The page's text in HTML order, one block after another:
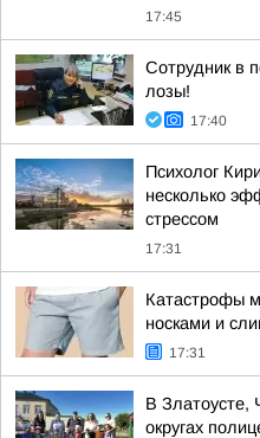
17:45
Сотрудник в
лозы!
17:40
Психолог
несколько
стрессом
17:31
Катастрофы
носками и
17:31
В Златоусте,
округах